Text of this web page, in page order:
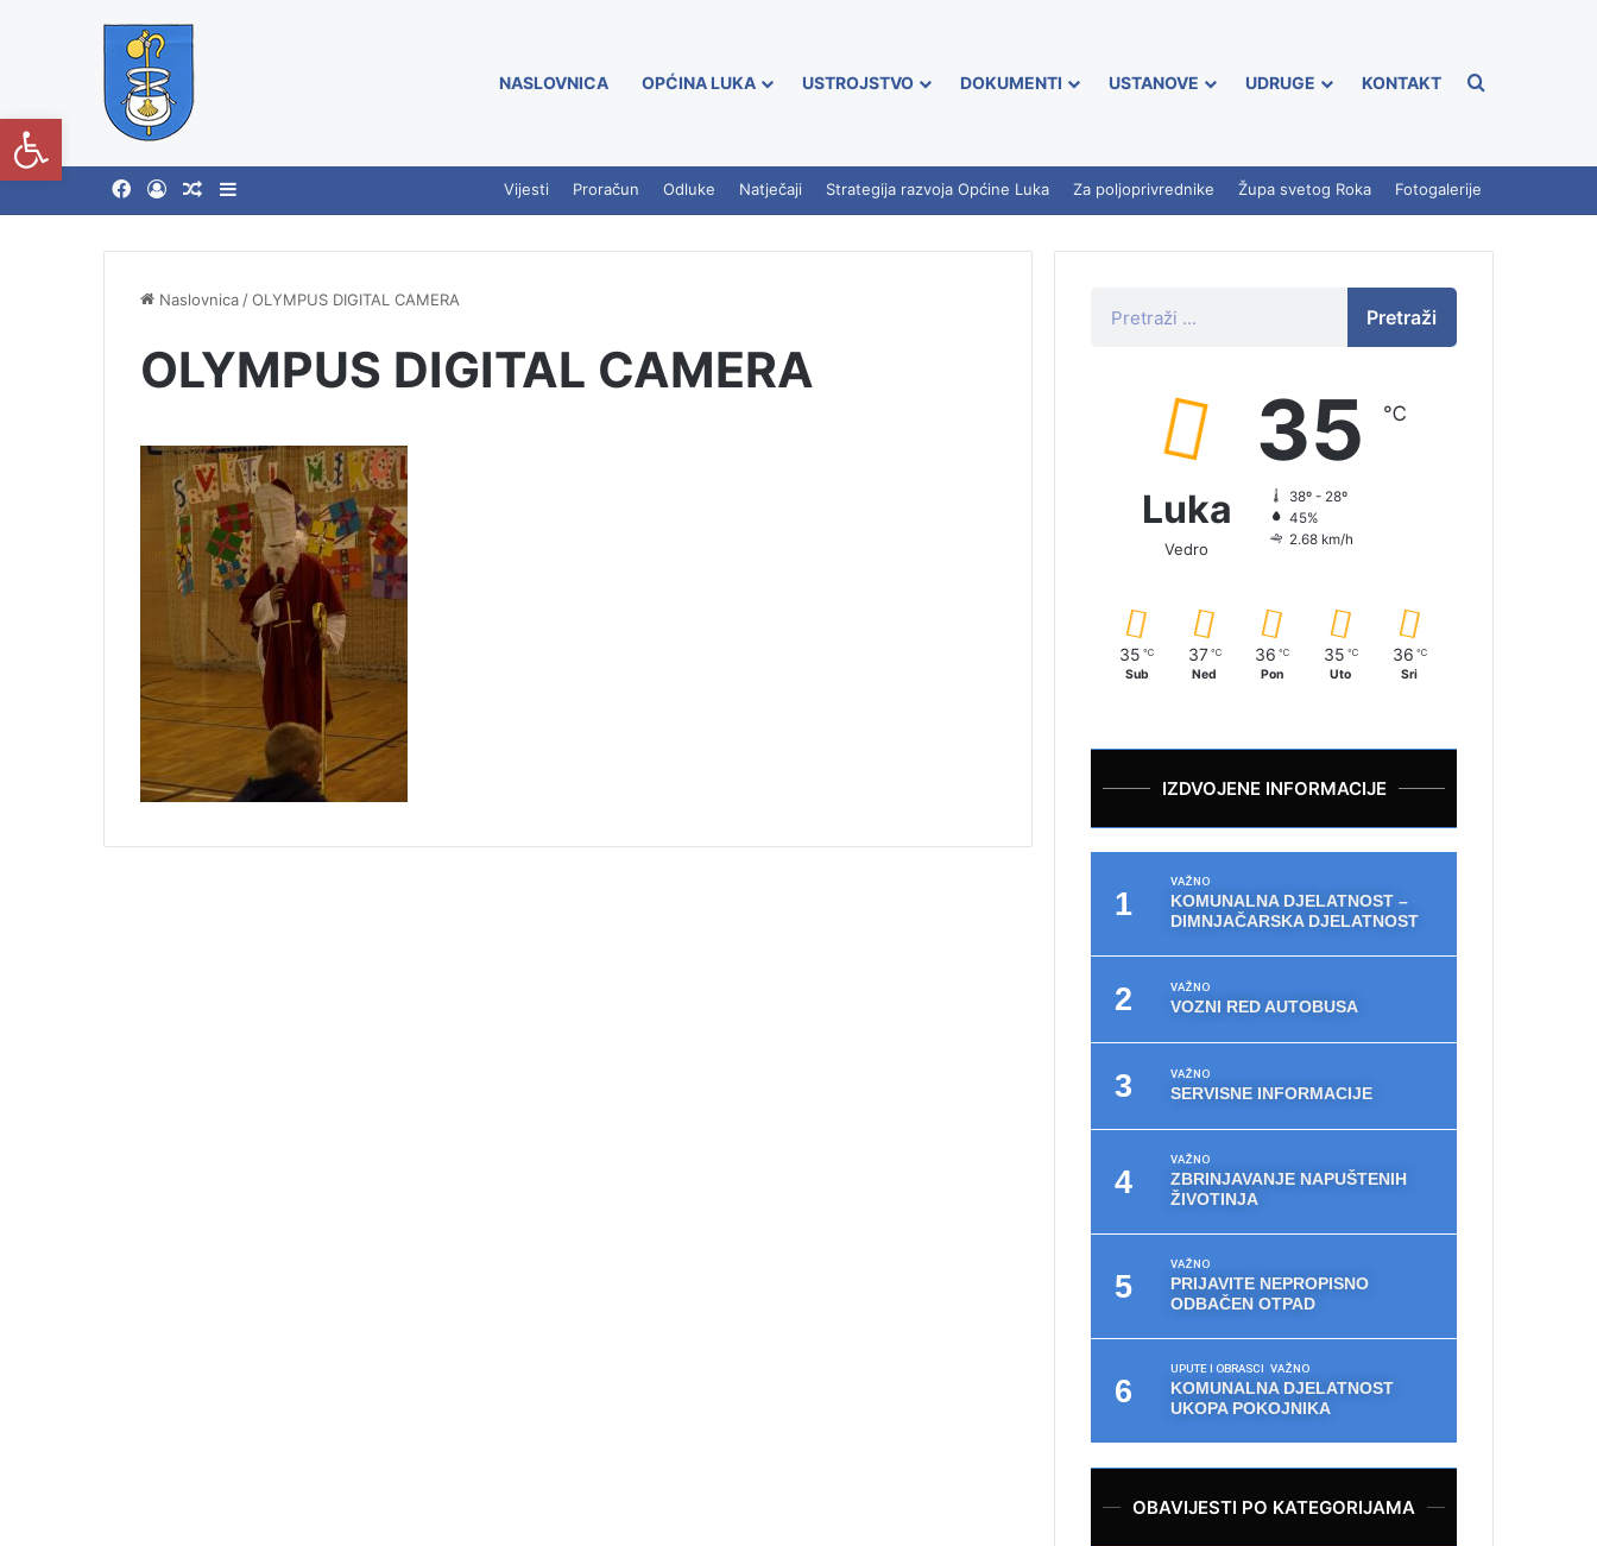
NASLOVNICA OPĆINA LUKA USTROJSTVO DOKUMENTI USTANOVE UDRUGE KONTAKT
Vijesti Proračun Odluke Natječaji Strategija razvoja Općine Luka Za poljoprivrednike Župa svetog Roka Fotogalerije
Naslovnica /OLYMPUS DIGITAL CAMERA
OLYMPUS DIGITAL CAMERA
Pretraži
Luka
Vedro
35 ℃
38º - 28º
45%
2.68 km/h
35 ℃
Sub
37 ℃
Ned
36 ℃
Pon
35 ℃
Uto
36 ℃
Sri
IZDVOJENE INFORMACIJE
VAŽNO
KOMUNALNA DJELATNOST –
DIMNJAČARSKA DJELATNOST
VAŽNO
VOZNI RED AUTOBUSA
VAŽNO
SERVISNE INFORMACIJE
VAŽNO
ZBRINJAVANJE NAPUŠTENIH
ŽIVOTINJA
VAŽNO
PRIJAVITE NEPROPISNO
ODBAČEN OTPAD
UPUTE I OBRASCI VAŽNO
KOMUNALNA DJELATNOST
UKOPA POKOJNIKA
OBAVIJESTI PO KATEGORIJAMA
Open toolbar